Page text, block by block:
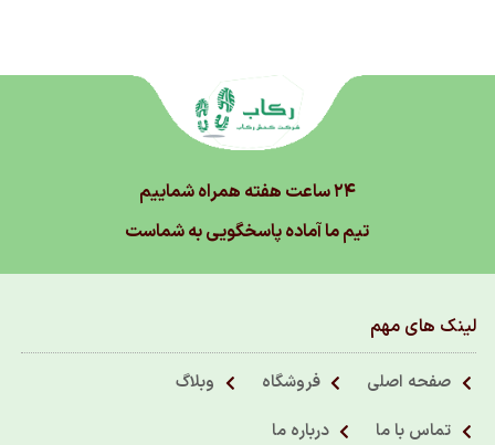
۲۴ ساعت هفته همراه شماییم
تیم ما آماده پاسخگویی به شماست
لینک های مهم
صفحه اصلی فروشگاه
وبلاگ
تماس با ما
درباره ما